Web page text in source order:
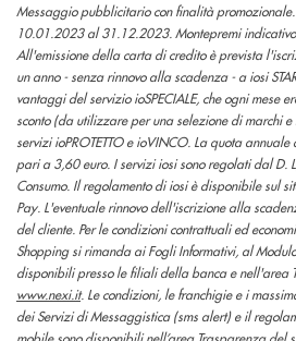
Messaggio pubblicitario con finalità
10.01.2023 al 31.12.2023. Montepremi
All'emissione della carta di credito è prevista
un anno - senza rinnovo alla scadenza - a iosi
vantaggi del servizio ioSPECIALE, che ogni mese
sconto (da utilizzare per una selezione di marchi
servizi ioPROTETTO e ioVINCO. La quota annuale
pari a 3,60 euro. I servizi iosi sono regolati dal D.
Consumo. Il regolamento di iosi è disponibile sul
Pay. L'eventuale rinnovo dell'iscrizione alla
del cliente. Per le condizioni contrattuali ed
Shopping si rimanda ai Fogli Informativi, al
disponibili presso le filiali della banca e nell'area
www.nexi.it. Le condizioni, le franchigie e i
dei Servizi di Messaggistica (sms alert) e il